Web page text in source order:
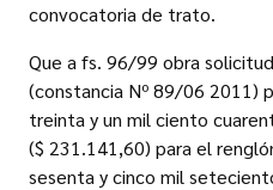
convocatoria de trato.
Que a fs. 96/99 obra
(constancia Nº 89/06 2011)
treinta y un mil ciento
($ 231.141,60) para el
sesenta y cinco mil